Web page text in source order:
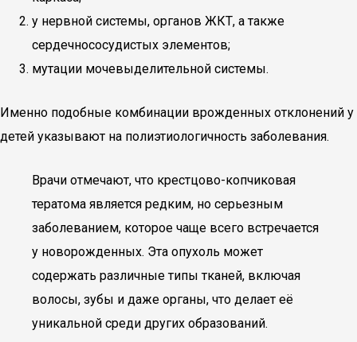
у нервной системы, органов ЖКТ, а также
сердечнососудистых элементов;
мутации мочевыделительной системы.
Именно подобные комбинации врожденных отклонений у
детей указывают на полиэтиологичность заболевания.
Врачи отмечают, что крестцово-копчиковая
тератома является редким, но серьезным
заболеванием, которое чаще всего встречается
у новорожденных. Эта опухоль может
содержать различные типы тканей, включая
волосы, зубы и даже органы, что делает её
уникальной среди других образований.